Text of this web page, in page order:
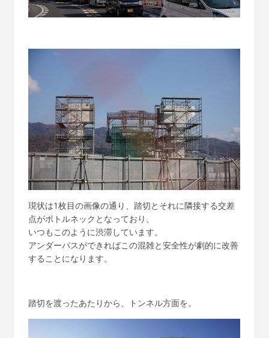
現状は1枚目の画像の通り、踏切とそれに隣接する交差
点がボトルネックとなっており、
いつもこのように渋滞しています。
アンダーパスができればこの混雑と安全性が劇的に改善
することになります。
踏切を渡ったあたりから、トンネル方面を。